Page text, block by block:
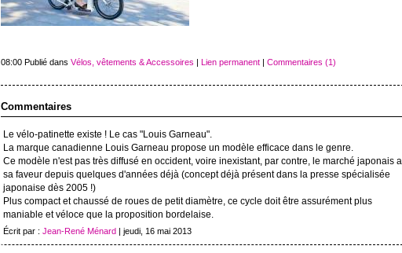
08:00 Publié dans Vélos, vêtements & Accessoires | Lien permanent | Commentaires (1)
Commentaires
Le vélo-patinette existe ! Le cas "Louis Garneau".
La marque canadienne Louis Garneau propose un modèle efficace dans le genre.
Ce modèle n'est pas très diffusé en occident, voire inexistant, par contre, le marché japonais a
sa faveur depuis quelques d'années déjà (concept déjà présent dans la presse spécialisée
japonaise dès 2005 !)
Plus compact et chaussé de roues de petit diamètre, ce cycle doit être assurément plus
maniable et véloce que la proposition bordelaise.
Écrit par : Jean-René Ménard | jeudi, 16 mai 2013